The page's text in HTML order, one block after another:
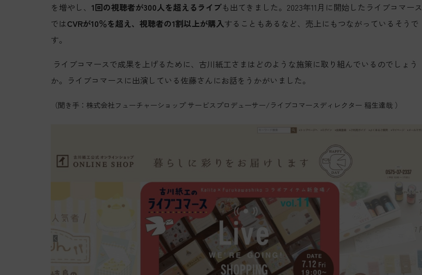
を増やし、 1回の視聴者が300人を超えるライブも出てきました。2023年11月に開始したライブコマース
ではCVRが10％を超え、視聴者の1割以上が購入することもあるなど、売上にもつながっているそうで
す。
ライブコマースで成果を上げるために、古川紙工さまはどのような施策に取り組んでいるのでしょう
か。ライブコマースに出演している佐藤さんにお話をうかがいました。
（聞き手：株式会社フューチャーショップ サービスプロデューサー/ライブコマースディレクター 稲生達哉 ）